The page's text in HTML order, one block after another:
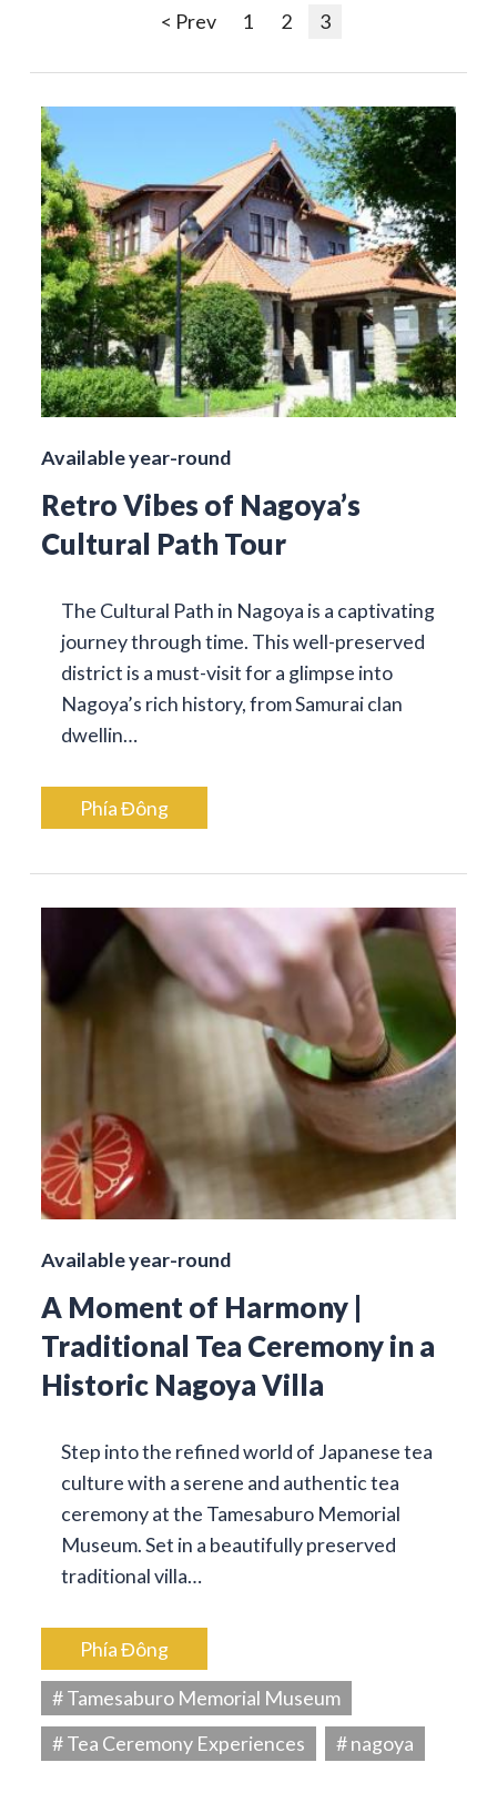
< Prev
1 2 3
Available year-round
Retro Vibes of Nagoya’s
Cultural Path Tour
The Cultural Path in Nagoya is a captivating
journey through time. This well-preserved
district is a must-visit for a glimpse into
Nagoya’s rich history, from Samurai clan
dwellin…
Phía Đông
Available year-round
A Moment of Harmony |
Traditional Tea Ceremony in a
Historic Nagoya Villa
Step into the refined world of Japanese tea
culture with a serene and authentic tea
ceremony at the Tamesaburo Memorial
Museum. Set in a beautifully preserved
traditional villa…
Phía Đông
# Tamesaburo Memorial Museum
# Tea Ceremony Experiences
# nagoya